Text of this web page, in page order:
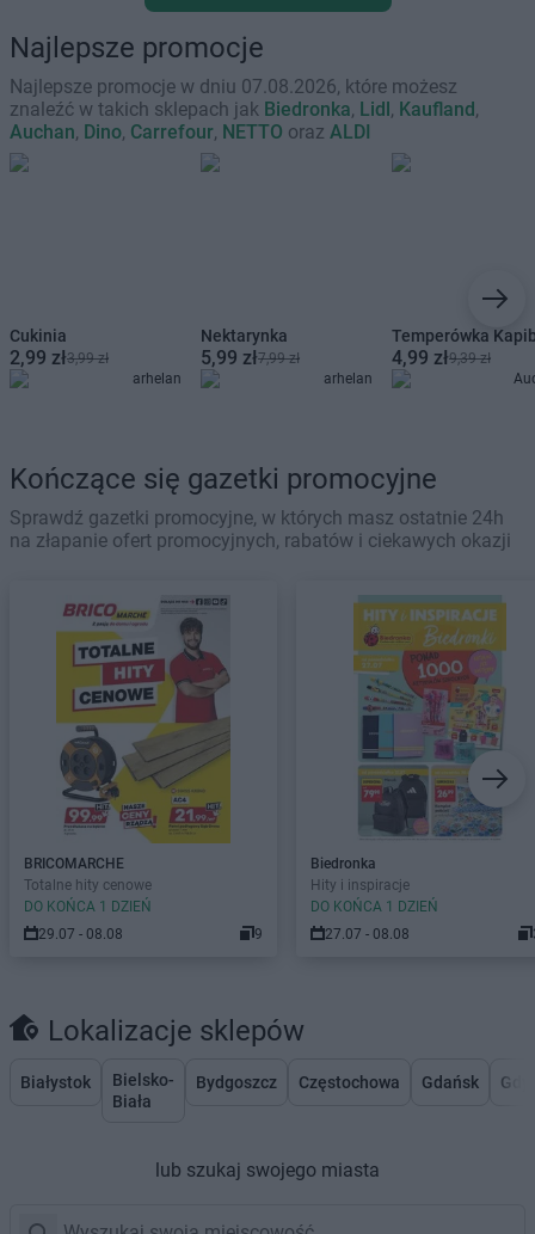
Najlepsze promocje
Najlepsze promocje w dniu 07.08.2026, które możesz
znaleźć w takich sklepach jak Biedronka, Lidl, Kaufland,
Auchan, Dino, Carrefour, NETTO oraz ALDI
Cukinia
2,99 zł3,99 zł
arhelan
Nektarynka
5,99 zł7,99 zł
arhelan
Temperówka
4,99 zł9,39 zł
Kończące się gazetki promocyjne
Sprawdź gazetki promocyjne, w których masz ostatnie 24h
na złapanie ofert promocyjnych, rabatów i ciekawych okazji
BRICOMARCHE
Totalne hity cenowe
DO KOŃCA 1 DZIEŃ
29.07 - 08.08
9
Biedronka
Hity i inspiracje
DO KOŃCA 1 DZIEŃ
27.07 - 08.08
Lokalizacje sklepów
Białystok
Bielsko-
Biała
Bydgoszcz Częstochowa Gdańsk
lub szukaj swojego miasta